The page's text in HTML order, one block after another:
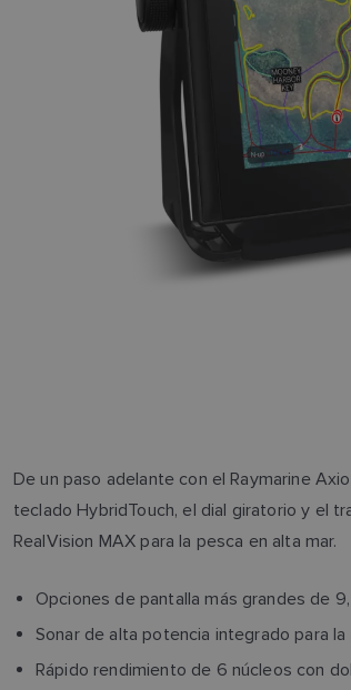
De un paso adelante con el Raymarine
teclado HybridTouch, el dial giratorio y el
RealVision MAX para la pesca en alta mar.
Opciones de pantalla más grandes de 9,
Sonar de alta potencia integrado para
Rápido rendimiento de 6 núcleos con